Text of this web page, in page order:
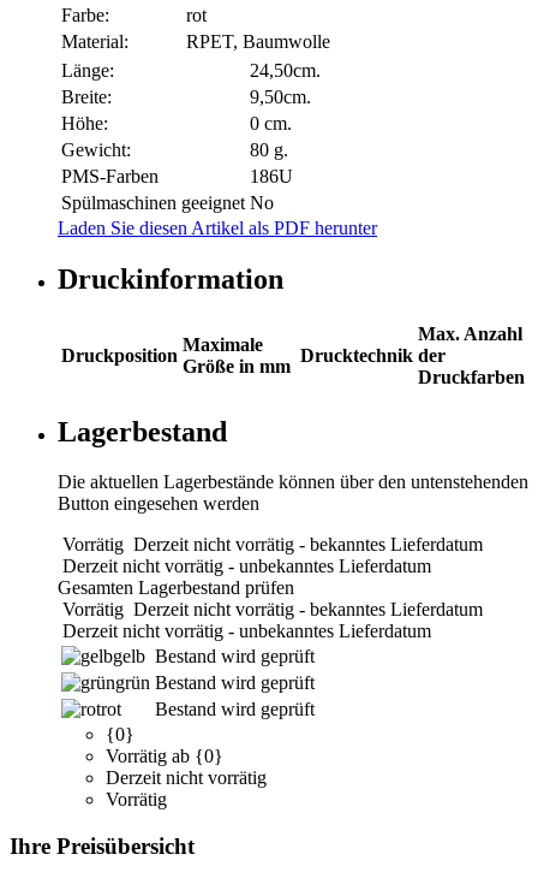
Farbe:
rot
Material:
RPET, Baumwolle
Länge:
24,50cm.
Breite:
9,50cm.
Höhe:
0 cm.
Gewicht:
80 g.
PMS-Farben
186U
Spülmaschinen geeignet No
Laden Sie diesen Artikel als PDF herunter
Druckinformation
Druckposition
Maximale
Größe in mm
Drucktechnik
Max. Anzahl
der
Druckfarben
Lagerbestand
Die aktuellen Lagerbestände können über den untenstehenden
Button eingesehen werden
Vorrätig Derzeit nicht vorrätig - bekanntes Lieferdatum
Derzeit nicht vorrätig - unbekanntes Lieferdatum
Gesamten Lagerbestand prüfen
Vorrätig Derzeit nicht vorrätig - bekanntes Lieferdatum
Derzeit nicht vorrätig - unbekanntes Lieferdatum
gelb Bestand wird geprüft
grün Bestand wird geprüft
rot
Bestand wird geprüft
{0}
Vorrätig ab {0}
Derzeit nicht vorrätig
Vorrätig
Ihre Preisübersicht